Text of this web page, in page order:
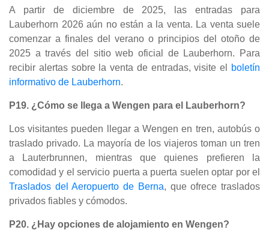
A partir de diciembre de 2025, las entradas para
Lauberhorn 2026 aún no están a la venta. La venta suele
comenzar a finales del verano o principios del otoño de
2025 a través del sitio web oficial de Lauberhorn. Para
recibir alertas sobre la venta de entradas, visite el
boletín
informativo de Lauberhorn.
P19. ¿Cómo se llega a Wengen para el Lauberhorn?
Los visitantes pueden llegar a Wengen en tren, autobús o
traslado privado. La mayoría de los viajeros toman un tren
a Lauterbrunnen, mientras que quienes prefieren la
comodidad y el servicio puerta a puerta suelen optar por el
Traslados del Aeropuerto de Berna, que ofrece traslados
privados fiables y cómodos.
P20. ¿Hay opciones de alojamiento en Wengen?